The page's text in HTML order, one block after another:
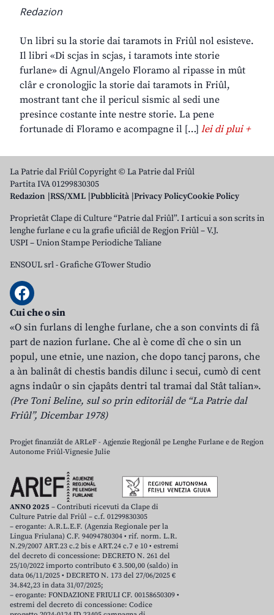
Redazion
Un libri su la storie dai taramots in Friûl nol esisteve.
Il libri «Di scjas in scjas, i taramots inte storie
furlane» di Agnul/Angelo Floramo al ripasse in mût
clâr e cronologjic la storie dai taramots in Friûl,
mostrant tant che il pericul sismic al sedi une
presince costante inte nestre storie. La pene
fortunade di Floramo e acompagne il […] lei di plui +
La Patrie dal Friûl Copyright © La Patrie dal Friûl
Partita IVA 01299830305
Redazion RSS/XML Pubblicità Privacy PolicyCookie Policy
Proprietât Clape di Culture “Patrie dal Friûl”. I articui a son scrits in
lenghe furlane e cu la grafie uficiâl de Regjon Friûl – V.J.
USPI – Union Stampe Periodiche Taliane
ENSOUL srl-Grafiche GTower Studio
Cui che o sin
«O sin furlans di lenghe furlane, che a son convints di fâ
part de nazion furlane. Che al è come dî che o sin un
popul, une etnie, une nazion, che dopo tancj parons, che
a àn balinât di chestis bandis dilunc i secui, cumò di cent
agns indaûr o sin cjapâts dentri tal tramai dal Stât talian».
(Pre Toni Beline, sul so prin editoriâl de “La Patrie dal
Friûl”, Dicembar 1978)
Progjet finanziât de ARLeF - Agjenzie Regjonâl pe Lenghe Furlane e de Regjon
Autonome Friûl-Vignesie Julie
ANNO 2025 – Contributi ricevuti da Clape di
Culture Patrie dal Friûl – c.f. 01299830305
– erogante: A.R.L.E.F. (Agenzia Regionale per la
Lingua Friulana) C.F. 94094780304 • rif. norm. L.R.
N.29/2007 ART.23 c.2 bis e ART.24 c.7 e 10 • estremi
del decreto di concessione: DECRETO N. 261 del
25/10/2022 importo contributo € 3.500,00 (saldo) in
data 06/11/2025 • DECRETO N. 173 del 27/06/2025 €
34.842,23 in data 31/07/2025;
– erogante: FONDAZIONE FRIULI CF. 00158650309 •
estremi del decreto di concessione: Codice